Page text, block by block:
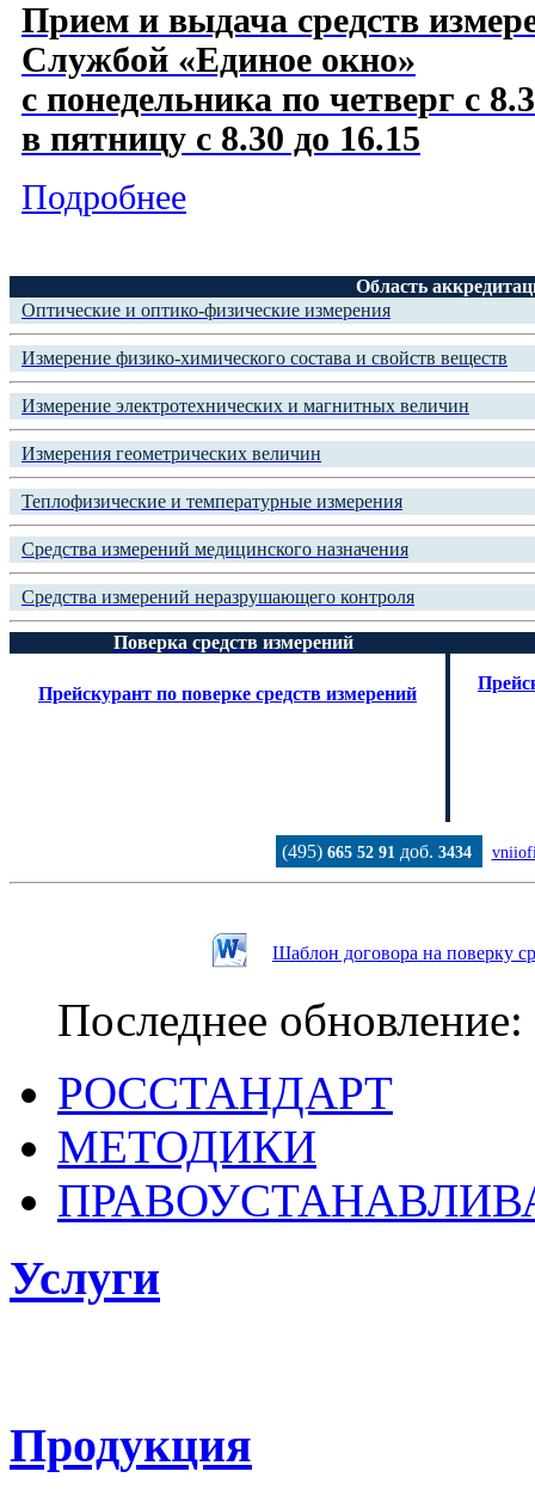
Прием и выдача средств
Службой «Единое окно»
с понедельника по четверг с
в пятницу с 8.30 до 16.15
Подробнее
Область
Оптические и оптико-физические измерения
Измерение физико-химического состава и свойств веществ
Измерение электротехнических и магнитных величин
Измерения геометрических величин
Теплофизические и температурные измерения
Средства измерений медицинского назначения
Средства измерений неразрушающего контроля
Поверка средств измерений
Прейскурант по поверке средств измерений
(495) 665 52 91 доб. 3434
Шаблон договора на поверку
Последнее
РОССТАНДАРТ
МЕТОДИКИ
Услуги
Продукция